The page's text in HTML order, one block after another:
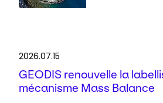
2026.07.15
GEODIS renouvelle la
mécanisme Mass Balance